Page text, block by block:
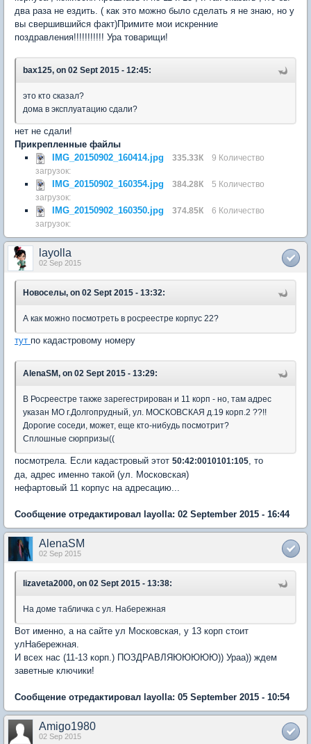
два раза не ездить. ( как это можно было сделать я не знаю, но у
вы свершившийся факт)Примите мои искренние
поздравления!!!!!!!!!!! Ура товарищи!
bax125, on 02 Sept 2015 - 12:45:
это кто сказал?
дома в эксплуатацию сдали?
нет не сдали!
Прикрепленные файлы
IMG_20150902_160414.jpg
335.33К
9 Количество
загрузок:
IMG_20150902_160354.jpg 384.28К
5 Количество
загрузок:
IMG_20150902_160350.jpg 374.85К
6 Количество
загрузок:
layolla
02 Sep 2015
Новоселы, on 02 Sept 2015 - 13:32:
А как можно посмотреть в росреестре корпус 22?
тут по кадастровому номеру
AlenaSM, on 02 Sept 2015 - 13:29:
В Росреестре также зарегестрирован и 11 корп - но, там адрес
указан МО г.Долгопрудный, ул. МОСКОВСКАЯ д.19 корп.2 ??!!
Дорогие соседи, может, еще кто-нибудь посмотрит?
Сплошные сюрпризы((
посмотрела. Если кадастровый этот 50:42:0010101:105, то
да, адрес именно такой (ул. Московская)
нефартовый 11 корпус на адресацию...
Сообщение отредактировал layolla: 02 September 2015 - 16:44
AlenaSM
02 Sep 2015
lizaveta2000, on 02 Sept 2015 - 13:38:
На доме табличка с ул. Набережная
Вот именно, а на сайте ул Московская, у 13 корп стоит
улНабережная.
И всех нас (11-13 корп.) ПОЗДРАВЛЯЮЮЮЮЮ)) Ураа)) ждем
заветные ключики!
Сообщение отредактировал layolla: 05 September 2015 - 10:54
Amigo1980
02 Sep 2015